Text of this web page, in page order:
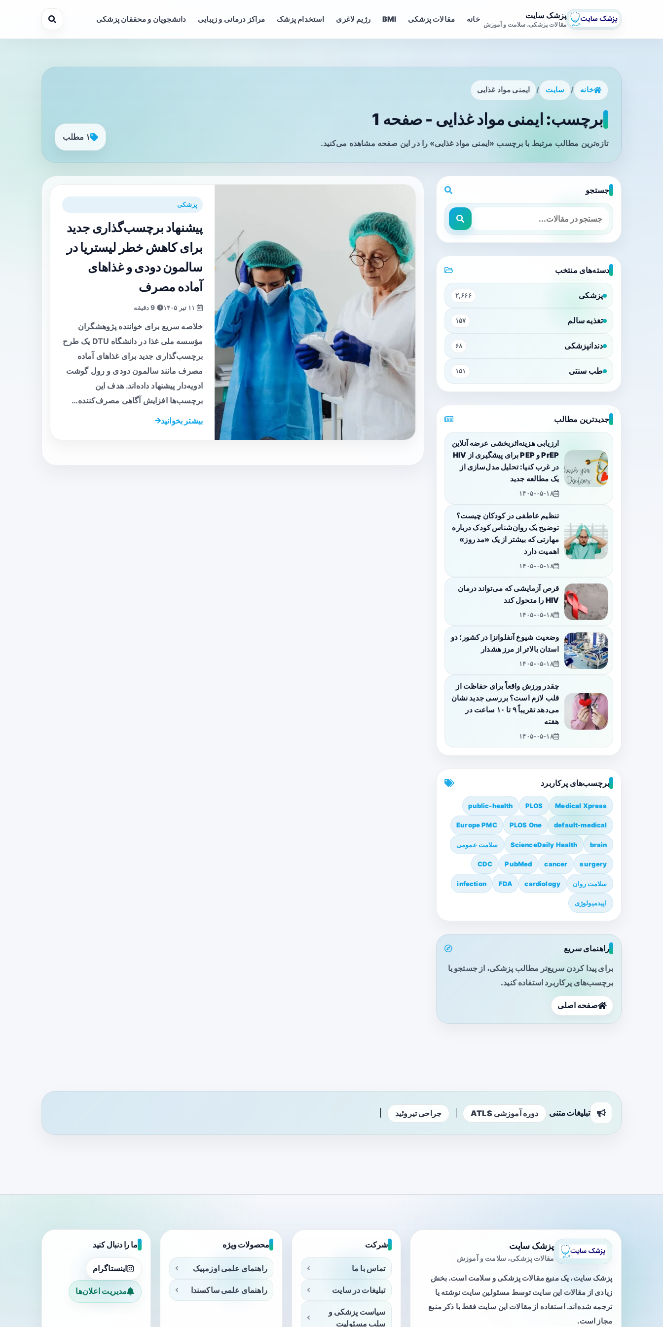
پزشک سایت
مقالات پزشکی، سلامت و آموزش
خانه مقالات پزشکی BMI رژیم لاغری استخدام پزشک مراکز درمانی و زیبایی دانشجویان و محققان پزشکی
خانه / سایت / ایمنی مواد غذایی
برچسب: ایمنی مواد غذایی - صفحه 1
تازه‌ترین مطالب مرتبط با برچسب «ایمنی مواد غذایی» را در این صفحه مشاهده می‌کنید.
۱ مطلب
پزشکی
پیشنهاد برچسب‌گذاری جدید
برای کاهش خطر لیستریا در
سالمون دودی و غذاهای
آماده مصرف
خلاصه سریع برای خواننده پژوهشگران
مؤسسه ملی غذا در دانشگاه DTU یک طرح
برچسب‌گذاری جدید برای غذاهای آماده
مصرف مانند سالمون دودی و رول گوشت
ادویه‌دار پیشنهاد داده‌اند. هدف این
برچسب‌ها افزایش آگاهی مصرف‌کننده…
بیشتر بخوانید
جستجو
دسته‌های منتخب
پزشکی ۲,۶۶۶
تغذیه سالم ۱۵۷
دندانپزشکی ۶۸
طب سنتی ۱۵۱
جدیدترین مطالب
ارزیابی هزینه‌اثربخشی عرضه آنلاین
PrEP و PEP برای پیشگیری از HIV
در غرب کنیا: تحلیل مدل‌سازی از
یک مطالعه جدید
۱۴۰۵-۰۵-۱۸
تنظیم عاطفی در کودکان چیست؟
توضیح یک روان‌شناس کودک درباره
مهارتی که بیشتر از یک «مد روز»
اهمیت دارد
۱۴۰۵-۰۵-۱۸
قرص آزمایشی که می‌تواند درمان
HIV را متحول کند
۱۴۰۵-۰۵-۱۸
وضعیت شیوع آنفلوانزا در کشور؛ دو
استان بالاتر از مرز هشدار
۱۴۰۵-۰۵-۱۸
چقدر ورزش واقعاً برای حفاظت از
قلب لازم است؟ بررسی جدید نشان
می‌دهد تقریباً ۹ تا ۱۰ ساعت در
هفته
۱۴۰۵-۰۵-۱۸
برچسب‌های پرکاربرد
Medical Xpress
PLOS
public-health
default-medical
PLOS One
Europe PMC
brain
ScienceDaily Health سلامت عمومی
surgery
cancer
PubMed
CDC
سلامت روان cardiology
FDA
infection
اپیدمیولوژی
راهنمای سریع
برای پیدا کردن سریع‌تر مطالب پزشکی، از جستجو یا
برچسب‌های پرکاربرد استفاده کنید.
صفحه اصلی
تبلیغات متنی دوره آموزشی ATLS جراحی تیروئید
پزشک سایت
مقالات پزشکی، سلامت و آموزش
پزشک سایت، یک منبع مقالات پزشکی و سلامت است. بخش
زیادی از مقالات این سایت توسط مسئولین سایت نوشته یا
ترجمه شده‌اند. استفاده از مقالات این سایت فقط با ذکر منبع
مجاز است.
شرکت
تماس با ما
تبلیغات در سایت
سیاست پزشکی و
سلب مسئولیت
محصولات ویژه
راهنمای علمی اوزمپیک
راهنمای علمی ساکسندا
ما را دنبال کنید
اینستاگرام
مدیریت اعلان‌ها